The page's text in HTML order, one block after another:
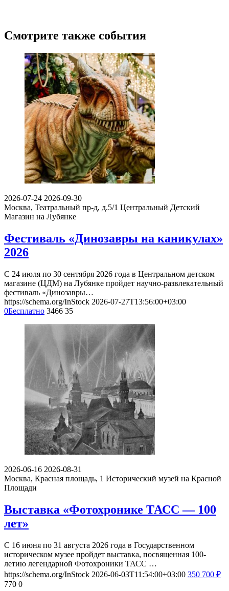
Смотрите также события
2026-07-24 2026-09-30
Москва, Театральный пр-д, д.5/1 Центральный Детский
Магазин на Лубянке
Фестиваль «Динозавры на каникулах»
2026
С 24 июля по 30 сентября 2026 года в Центральном детском
магазине (ЦДМ) на Лубянке пройдет научно-развлекательный
фестиваль «Динозавры…
https://schema.org/InStock 2026-07-27T13:56:00+03:00
0Бесплатно 3466 35
2026-06-16 2026-08-31
Москва, Красная площадь, 1 Исторический музей на Красной
Площади
Выставка «Фотохронике ТАСС — 100
лет»
С 16 июня по 31 августа 2026 года в Государственном
историческом музее пройдет выставка, посвященная 100-
летию легендарной Фотохроники ТАСС …
https://schema.org/InStock 2026-06-03T11:54:00+03:00 350 700 ₽
770 0